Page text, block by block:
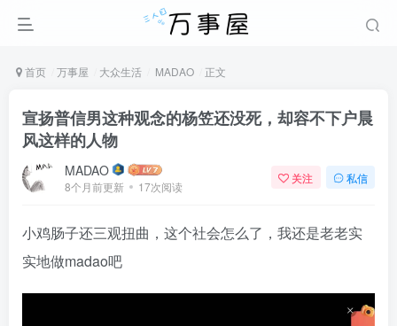
首页 万事屋 大众生活 MADAO 正文
宣扬普信男这种观念的杨笠还没死，却容不下户晨
风这样的人物
MADAO
8个月前更新 17次阅读
关注 私信
小鸡肠子还三观扭曲，这个社会怎么了，我还是老老实
实地做madao吧